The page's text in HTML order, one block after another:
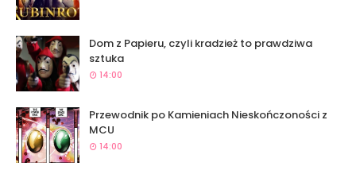
Dom z Papieru, czyli kradzież to prawdziwa
sztuka
14:00
Przewodnik po Kamieniach Nieskończoności z
MCU
14:00